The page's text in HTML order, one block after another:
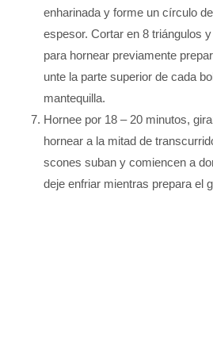
enharinada y forme un círculo
espesor. Cortar en 8 triángulos
para hornear previamente
unte la parte superior de cada
mantequilla.
Hornee por 18 – 20 minutos,
hornear a la mitad de
scones suban y comiencen a
deje enfriar mientras prepara el